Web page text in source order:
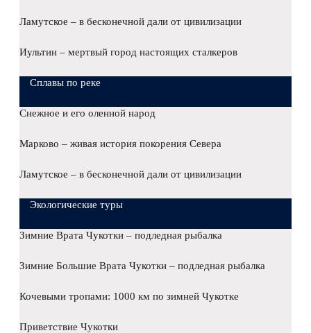
Ламутское – в бесконечной дали от цивилизации
Иультин – мертвый город настоящих сталкеров
Сплавы по реке
Снежное и его оленной народ
Марково – живая история покорения Севера
Ламутское – в бесконечной дали от цивилизации
Экологические туры
Зимние Врата Чукотки – подледная рыбалка
Зимние Большие Врата Чукотки – подледная рыбалка
Кочевыми тропами: 1000 км по зимней Чукотке
Приветствие Чукотки